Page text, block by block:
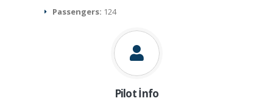
Passengers: 124
Pilot İnfo